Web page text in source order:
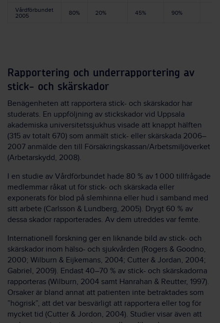
Vårdförbundet
2005
80% 20% 45% 90%
Rapportering och underrapportering av
stick- och skärskador
Benägenheten att rapportera stick- och skärskador har
studerats. En uppföljning av stickskador vid Uppsala
akademiska universitetssjukhus visade att knappt hälften
(315 av totalt 670) som anmält stick- eller skärskada 2006–
2007 anmälde den till Försäkringskassan/Arbetsmiljöverket
(Arbetarskydd, 2008).
I en studie av Vårdförbundet hade 80 % av 1 000 tillfrågade
medlemmar råkat ut för stick- och skärskada eller
exponerats för blod på slemhinna eller hud i samband med
sitt arbete (Carlsson & Lundberg, 2005). Drygt 60 % av
dessa skador rapporterades. Av dem utreddes var femte.
Internationell forskning ger en liknande bild av stick- och
skärskador inom hälso- och sjukvården (Rogers & Goodno,
2000; Wilburn & Eijkemans, 2004; Cutter & Jordan, 2004;
Gabriel, 2009). Endast 40–70 % av stick- och skärskadorna
rapporteras (Wilburn, 2004 samt Hanrahan & Reutter, 1997).
Orsaker är bland annat att patienten inte betraktades som
”högrisk”, att det var besvärligt att rapportera eller tog för
mycket tid (Cutter & Jordon, 2004). Studier visar även att